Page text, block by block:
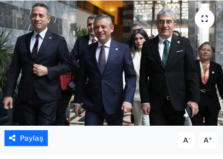
Paylaş A- A+
TEKNOLOJİ
YAŞAM
YEREL YÖNETİMLER